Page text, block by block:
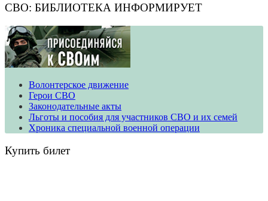
СВО: БИБЛИОТЕКА ИНФОРМИРУЕТ
Волонтерское движение
​​​​​​​Герои СВО
Законодательные акты
Льготы и пособия для участников СВО и их семей
Хроника специальной военной операции
Купить билет